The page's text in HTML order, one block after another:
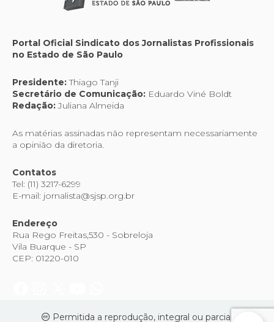
Portal Oficial Sindicato dos Jornalistas Profissionais
no Estado de São Paulo
Presidente:Thiago Tanji
Secretário de Comunicação: Eduardo Viné Boldt
Redação:Juliana Almeida
As matérias assinadas não representam necessariamente
a opinião da diretoria.
Contatos
Tel: (11) 3217-6299
E-mail: jornalista@sjsp.org.br
Endereço
Rua Rego Freitas,530 - Sobreloja
Vila Buarque - SP
CEP: 01220-010
Permitida a reprodução, integral ou parcial